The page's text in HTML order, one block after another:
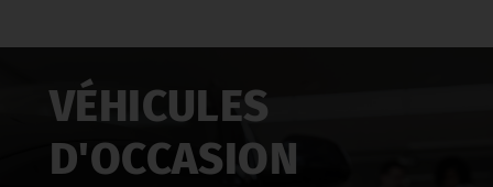
VÉHICULES
D'OCCASION